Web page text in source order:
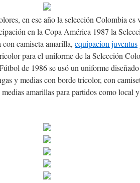
en ese año la selección Colombia es
en la Copa América 1987 la
camiseta amarilla, equipacion juventus
para el uniforme de la Selección
de 1986 se usó un uniforme
y medias con borde tricolor, con
amarillas para partidos como local